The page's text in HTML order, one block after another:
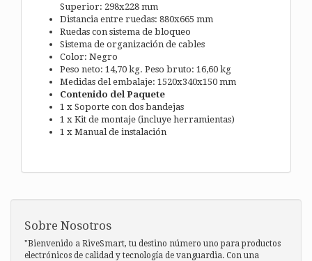
Superior: 298x228 mm
Distancia entre ruedas: 880x665 mm
Ruedas con sistema de bloqueo
Sistema de organización de cables
Color: Negro
Peso neto: 14,70 kg. Peso bruto: 16,60 kg
Medidas del embalaje: 1520x340x150 mm
Contenido del Paquete
1 x Soporte con dos bandejas
1 x Kit de montaje (incluye herramientas)
1 x Manual de instalación
Sobre Nosotros
"Bienvenido a RiveSmart, tu destino número uno para productos
electrónicos de calidad y tecnología de vanguardia. Con una